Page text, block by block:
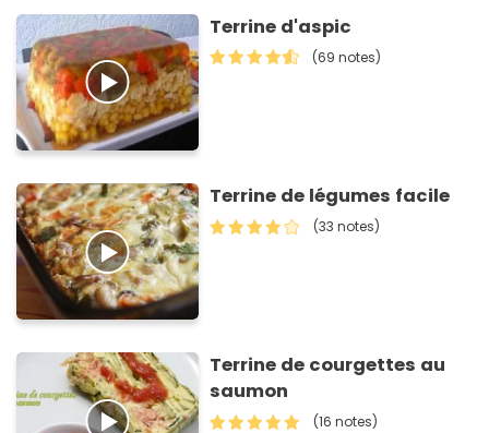
Terrine d'aspic
(69 notes)
Terrine de légumes facile
(33 notes)
Terrine de courgettes au
saumon
(16 notes)